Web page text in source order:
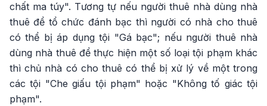
chất ma túy". Tương tự nếu người thuê nhà dùng nhà
thuê để tổ chức đánh bạc thì người có nhà cho thuê
có thể bị áp dụng tội "Gá bạc"; nếu người thuê nhà
dùng nhà thuê để thực hiện một số loại tội phạm khác
thì chủ nhà có cho thuê có thể bị xử lý về một trong
các tội "Che giấu tội phạm" hoặc "Không tố giác tội
phạm".